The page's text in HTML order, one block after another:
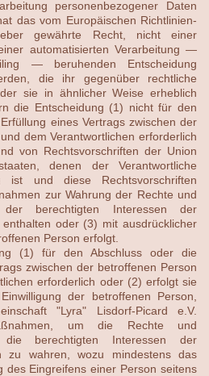
personenbezogener Daten
das vom Europäischen Richtlinien-
gewährte Recht, nicht einer
automatisierten Verarbeitung —
— beruhenden Entscheidung
die ihr gegenüber rechtliche
sie in ähnlicher Weise erheblich
die Entscheidung (1) nicht für den
eines Vertrags zwischen der
dem Verantwortlichen erforderlich
von Rechtsvorschriften der Union
denen der Verantwortliche
ist und diese Rechtsvorschriften
zur Wahrung der Rechte und
berechtigten Interessen der
oder (3) mit ausdrücklicher
Person erfolgt.
(1) für den Abschluss oder die
zwischen der betroffenen Person
erforderlich oder (2) erfolgt sie
der betroffenen Person,
"Lyra" Lisdorf-Picard e.V.
um die Rechte und
die berechtigten Interessen der
zu wahren, wozu mindestens das
des Eingreifens einer Person seitens